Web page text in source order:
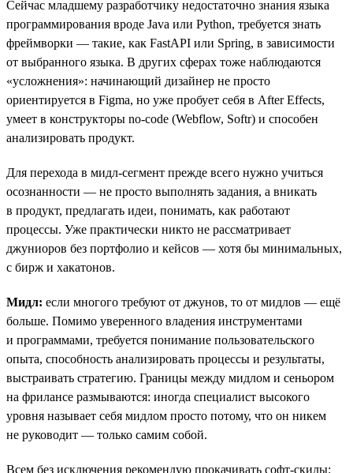
Сейчас младшему разработчику недостаточно знания языка
программирования вроде Java или Python, требуется знать
фреймворки — такие, как FastAPI или Spring, в зависимости
от выбранного языка. В других сферах тоже наблюдаются
«усложнения»: начинающий дизайнер не просто
ориентируется в Figma, но уже пробует себя в After Effects,
умеет в конструкторы no-code (Webflow, Softr) и способен
анализировать продукт.
Для перехода в мидл-сегмент прежде всего нужно учиться
осознанности — не просто выполнять задания, а вникать
в продукт, предлагать идеи, понимать, как работают
процессы. Уже практически никто не рассматривает
джуниоров без портфолио и кейсов — хотя бы минимальных,
с бирж и хакатонов.
Мидл: eсли многого требуют от джунов, то от мидлов — ещё
больше. Помимо уверенного владения инструментами
и программами, требуется понимание пользовательского
опыта, способность анализировать процессы и результаты,
выстраивать стратегию. Границы между мидлом и сеньором
на фрилансе размываются: иногда специалист высокого
уровня называет себя мидлом просто потому, что он никем
не руководит — только самим собой.
Всем без исключения рекомендую прокачивать софт-скилы: